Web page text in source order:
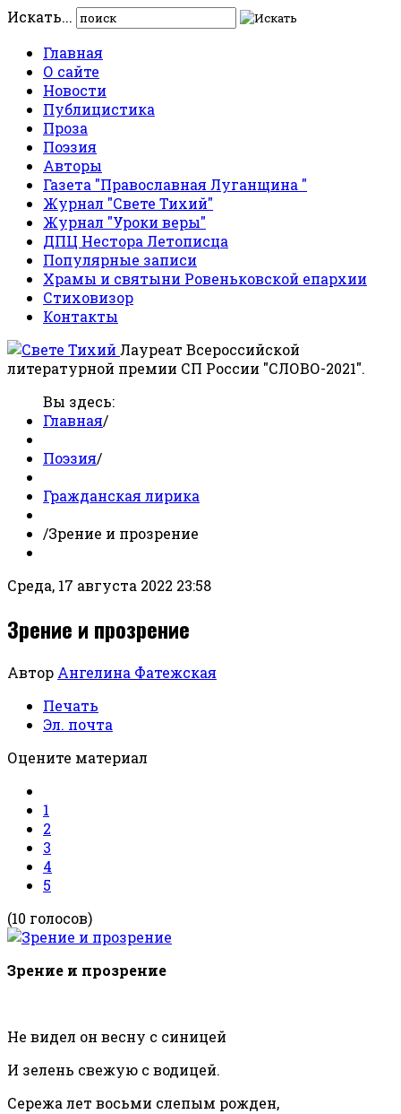
Искать...
Главная
О сайте
Новости
Публицистика
Проза
Поэзия
Авторы
Газета "Православная Луганщина "
Журнал "Свете Тихий"
Журнал "Уроки веры"
ДПЦ Нестора Летописца
Популярные записи
Храмы и святыни Ровеньковской епархии
Стиховизор
Контакты
Лауреат Всероссийской
литературной премии СП России "СЛОВО-2021".
Вы здесь:
Главная/
Поэзия/
Гражданская лирика
/Зрение и прозрение
Среда, 17 августа 2022 23:58
Зрение и прозрение
Автор Ангелина Фатежская
Печать
Эл. почта
Оцените материал
1
2
3
4
5
(10 голосов)
Зрение и прозрение
Не видел он весну с синицей
И зелень свежую с водицей.
Сережа лет восьми слепым рожден,